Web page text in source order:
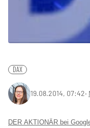
DAX
19.08.2014, 07:42‧
DER AKTIONÄR bei